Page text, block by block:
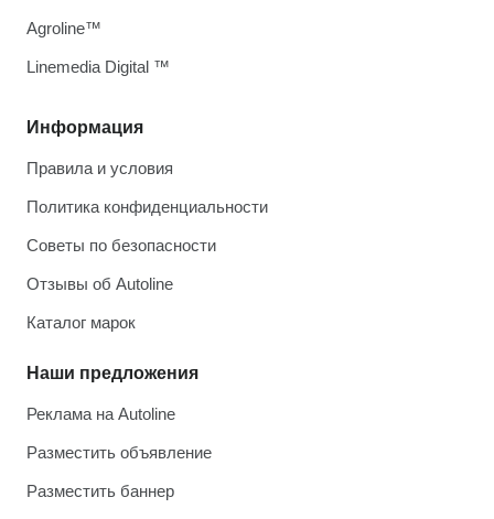
Информация
Правила и условия
Политика конфиденциальности
Советы по безопасности
Отзывы об Autoline
Каталог марок
Наши предложения
Реклама на Autoline
Разместить объявление
Разместить баннер
Agroline™
Linemedia Digital ™